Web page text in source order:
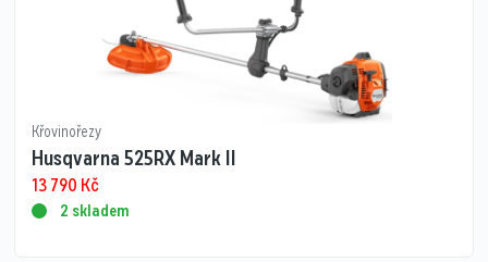
Křovinořezy
Husqvarna 525RX Mark II
13 790 Kč
2 skladem